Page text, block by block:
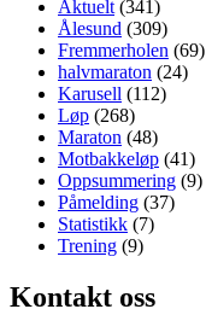
Aktuelt (341)
Ålesund (309)
Fremmerholen (69)
halvmaraton (24)
Karusell (112)
Løp (268)
Maraton (48)
Motbakkeløp (41)
Oppsummering (9)
Påmelding (37)
Statistikk (7)
Trening (9)
Kontakt oss